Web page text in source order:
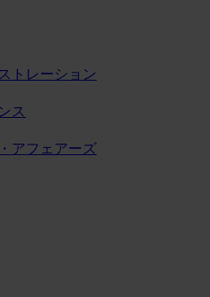
トレーション
ス
アフェアーズ